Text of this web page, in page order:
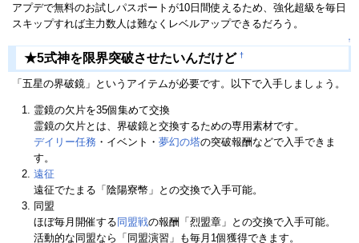
アプデで無料のお試しパスポートが10日間使えるため、強化超級を毎日
スキップすれば主力数人は難なくレベルアップできるだろう。
↑
★5式神を限界突破させたいんだけど †
「五星の界破鏡」というアイテムが必要です。以下で入手しましょう。
霊鏡の欠片を35個集めて交換
霊鏡の欠片とは、界破鏡と交換するための専用素材です。
デイリー任務 ・イベント・ 夢幻の塔の突破報酬などで入手できま
す。
遠征
遠征でたまる「陰陽寮幣」との交換で入手可能。
同盟
ほぼ毎月開催する 同盟戦の報酬「烈盟章」との交換で入手可能。
活動的な同盟なら「同盟演習」も毎月1個獲得できます。